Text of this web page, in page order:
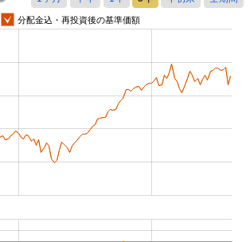
分配金込・再投資後の基準価額